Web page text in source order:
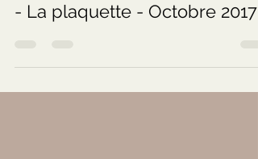
La remise de Monsieur